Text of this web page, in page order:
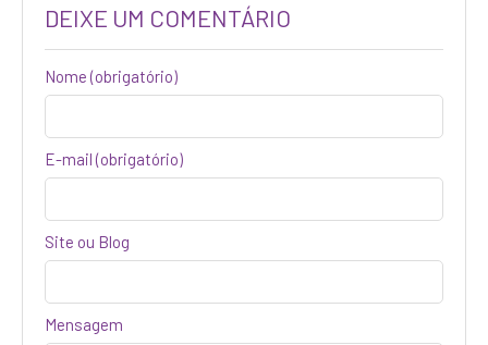
DEIXE UM COMENTÁRIO
Nome (obrigatório)
E-mail (obrigatório)
Site ou Blog
Mensagem